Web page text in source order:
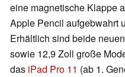
eine magnetische Klappe
Apple Pencil aufgebwahrt
Erhältlich sind beide
sowie 12,9 Zoll große
das iPad Pro 11 (ab 1.